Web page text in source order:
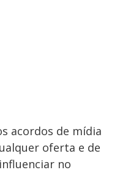
acordos de mídia
oferta e de
no